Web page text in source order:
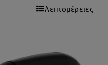
Λεπτομέρειες